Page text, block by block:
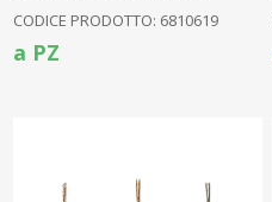
CODICE PRODOTTO: 6810619
a PZ